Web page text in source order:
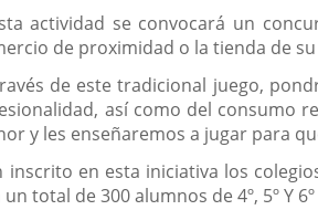
actividad se convocará un
de proximidad o la tienda de
de este tradicional juego,
así como del consumo
y les enseñaremos a jugar para
en esta iniciativa los colegios
un total de 300 alumnos de 4º, 5º Y